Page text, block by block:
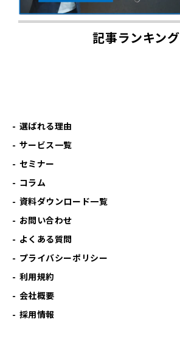
記事ランキング
選ばれる理由
サービス一覧
セミナー
コラム
資料ダウンロード一覧
お問い合わせ
よくある質問
プライバシーポリシー
利用規約
会社概要
採用情報